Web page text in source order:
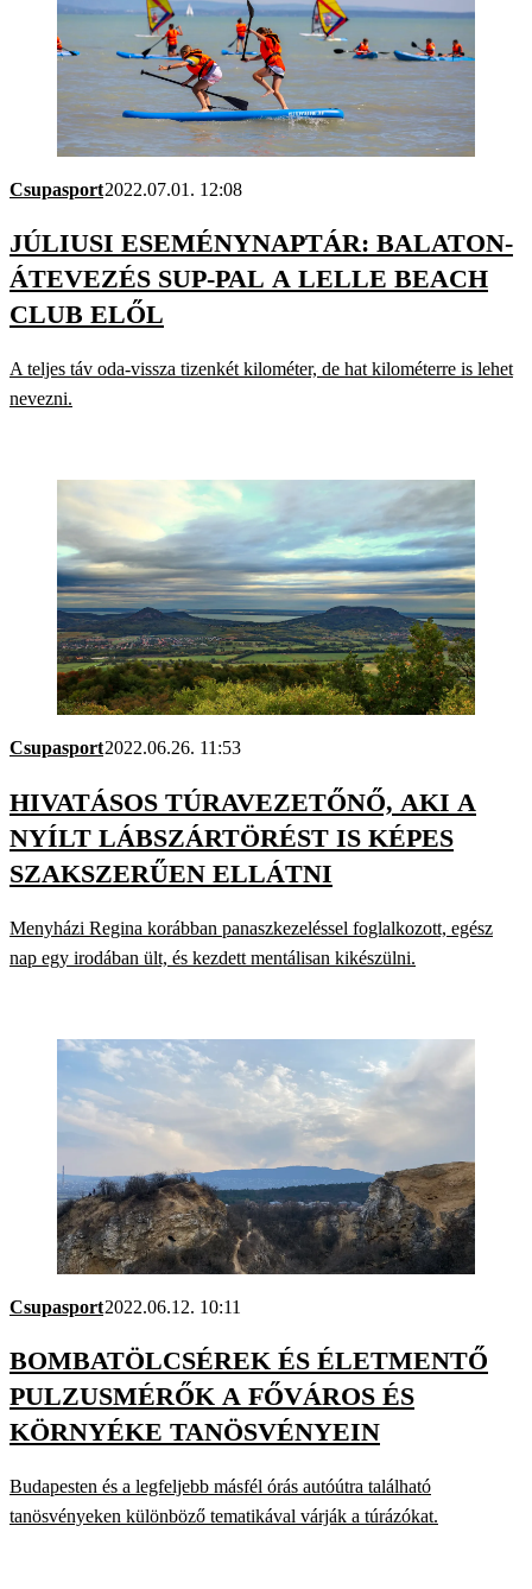
Csupasport2022.07.01. 12:08
JÚLIUSI ESEMÉNYNAPTÁR: BALATON-
ÁTEVEZÉS SUP-PAL A LELLE BEACH
CLUB ELŐL
A teljes táv oda-vissza tizenkét kilométer, de hat kilométerre is lehet
nevezni.
Csupasport2022.06.26. 11:53
HIVATÁSOS TÚRAVEZETŐNŐ, AKI A
NYÍLT LÁBSZÁRTÖRÉST IS KÉPES
SZAKSZERŰEN ELLÁTNI
Menyházi Regina korábban panaszkezeléssel foglalkozott, egész
nap egy irodában ült, és kezdett mentálisan kikészülni.
Csupasport2022.06.12. 10:11
BOMBATÖLCSÉREK ÉS ÉLETMENTŐ
PULZUSMÉRŐK A FŐVÁROS ÉS
KÖRNYÉKE TANÖSVÉNYEIN
Budapesten és a legfeljebb másfél órás autóútra található
tanösvényeken különböző tematikával várják a túrázókat.